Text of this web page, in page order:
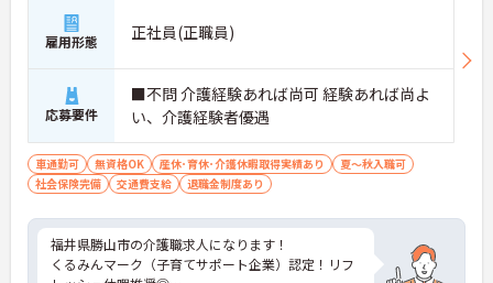
雇用形態 正社員(正職員)
応募要件
■不問 介護経験あれば尚可 経験あれば尚よ
い、介護経験者優遇
車通勤可 無資格OK 産休･育休･介護休暇取得実績あり
夏～秋入職可
社会保険完備
交通費支給 退職金制度あり
福井県勝山市の介護職求人になります！
くるみんマーク（子育てサポート企業）認定！リフ